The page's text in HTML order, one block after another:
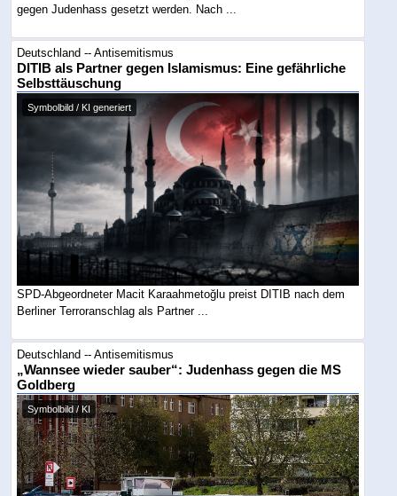
gegen Judenhass gesetzt werden. Nach ...
Deutschland -- Antisemitismus
DITIB als Partner gegen Islamismus: Eine gefährliche
Selbsttäuschung
Symbolbild / KI generiert
SPD-Abgeordneter Macit Karaahmetoğlu preist DITIB nach dem
Berliner Terroranschlag als Partner ...
Deutschland -- Antisemitismus
„Wannsee wieder sauber“: Judenhass gegen die MS
Goldberg
Symbolbild / KI